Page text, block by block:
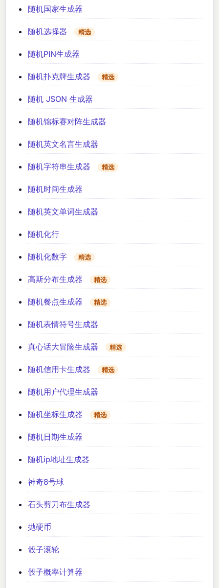
随机国家生成器
随机选择器 精选
随机PIN生成器
随机扑克牌生成器 精选
随机 JSON 生成器
随机锦标赛对阵生成器
随机英文名言生成器
随机字符串生成器 精选
随机时间生成器
随机英文单词生成器
随机化行
随机化数字 精选
高斯分布生成器 精选
随机餐点生成器 精选
随机表情符号生成器
真心话大冒险生成器 精选
随机信用卡生成器 精选
随机用户代理生成器
随机坐标生成器 精选
随机日期生成器
随机ip地址生成器
神奇8号球
石头剪刀布生成器
抛硬币
骰子滚轮
骰子概率计算器